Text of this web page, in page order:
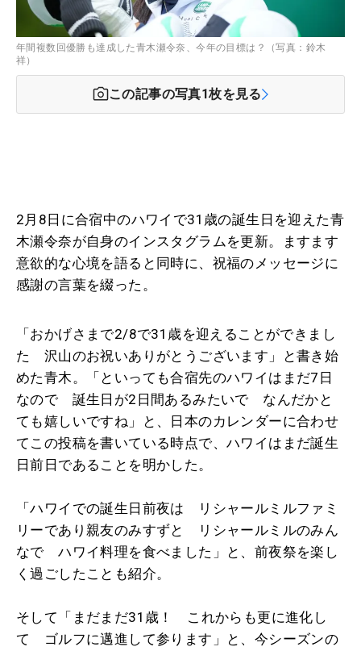
年間複数回優勝も達成した青木瀬令奈、今年の目標は？（写真：鈴木
祥）
この記事の写真1枚を見る
2月8日に合宿中のハワイで31歳の誕生日を迎えた青
木瀬令奈が自身のインスタグラムを更新。ますます
意欲的な心境を語ると同時に、祝福のメッセージに
感謝の言葉を綴った。
「おかげさまで2/8で31歳を迎えることができまし
た 沢山のお祝いありがとうございます」と書き始
めた青木。「といっても合宿先のハワイはまだ7日
なので 誕生日が2日間あるみたいで なんだかと
ても嬉しいですね」と、日本のカレンダーに合わせ
てこの投稿を書いている時点で、ハワイはまだ誕生
日前日であることを明かした。
「ハワイでの誕生日前夜は リシャールミルファミ
リーであり親友のみすずと リシャールミルのみん
なで ハワイ料理を食べました」と、前夜祭を楽し
く過ごしたことも紹介。
そして「まだまだ31歳！ これからも更に進化し
て ゴルフに邁進して参ります」と、今シーズンの